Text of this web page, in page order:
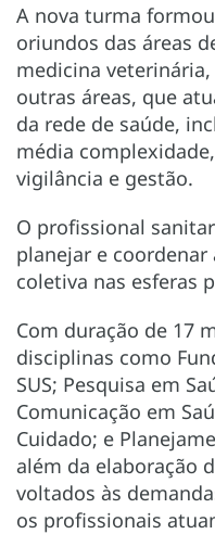
A nova turma
oriundos das áreas
medicina
outras áreas, que
da rede de saúde,
média
vigilância e gestão.
O profissional
planejar e
coletiva nas esferas
Com duração de 17
disciplinas como
SUS; Pesquisa em
Comunicação em
Cuidado; e
além da elaboração
voltados às
os profissionais